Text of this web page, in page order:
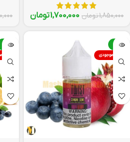
1,850,000تومان 1,700,000تومان
-8%
اتمام موجودی
-8%